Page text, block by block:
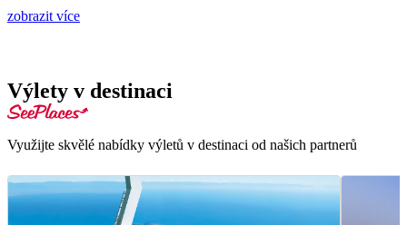
zobrazit více
Výlety v destinaci
Využijte skvělé nabídky výletů v destinaci od našich partnerů